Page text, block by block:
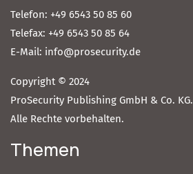
Telefon: +49 6543 50 85 60
Telefax: +49 6543 50 85 64
E-Mail: info@prosecurity.de
Copyright © 2024
ProSecurity Publishing GmbH & Co. KG.
Alle Rechte vorbehalten.
Themen